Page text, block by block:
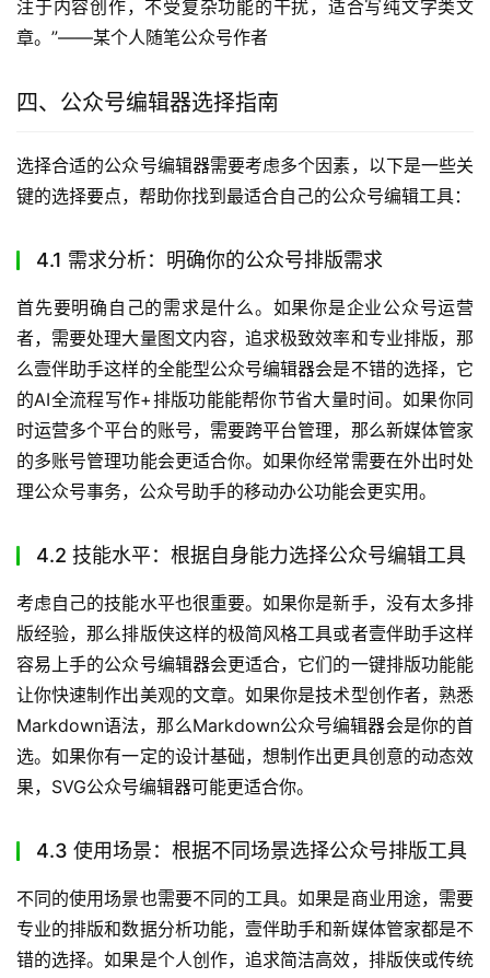
注于内容创作，不受复杂功能的干扰，适合写纯文字类文
章。”——某个人随笔公众号作者
四、公众号编辑器选择指南
选择合适的公众号编辑器需要考虑多个因素，以下是一些关
键的选择要点，帮助你找到最适合自己的公众号编辑工具：
4.1 需求分析：明确你的公众号排版需求
首先要明确自己的需求是什么。如果你是企业公众号运营
者，需要处理大量图文内容，追求极致效率和专业排版，那
么壹伴助手这样的全能型公众号编辑器会是不错的选择，它
的AI全流程写作+排版功能能帮你节省大量时间。如果你同
时运营多个平台的账号，需要跨平台管理，那么新媒体管家
的多账号管理功能会更适合你。如果你经常需要在外出时处
理公众号事务，公众号助手的移动办公功能会更实用。
4.2 技能水平：根据自身能力选择公众号编辑工具
考虑自己的技能水平也很重要。如果你是新手，没有太多排
版经验，那么排版侠这样的极简风格工具或者壹伴助手这样
容易上手的公众号编辑器会更适合，它们的一键排版功能能
让你快速制作出美观的文章。如果你是技术型创作者，熟悉
Markdown语法，那么Markdown公众号编辑器会是你的首
选。如果你有一定的设计基础，想制作出更具创意的动态效
果，SVG公众号编辑器可能更适合你。
4.3 使用场景：根据不同场景选择公众号排版工具
不同的使用场景也需要不同的工具。如果是商业用途，需要
专业的排版和数据分析功能，壹伴助手和新媒体管家都是不
错的选择。如果是个人创作，追求简洁高效，排版侠或传统